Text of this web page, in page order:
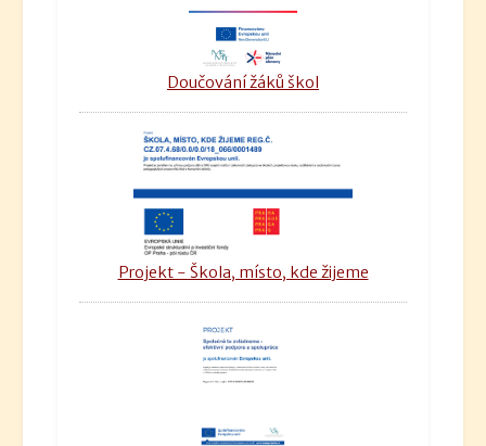
Doučování žáků škol
Projekt - Škola, místo, kde žijeme